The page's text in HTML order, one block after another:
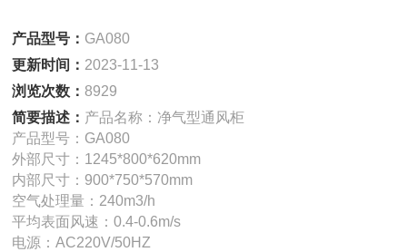
产品型号： GA080
更新时间： 2023-11-13
浏览次数：8929
简要描述： 产品名称：净气型通风柜
产品型号：GA080
外部尺寸：1245*800*620mm
内部尺寸：900*750*570mm
空气处理量：240m3/h
平均表面风速：0.4-0.6m/s
电源：AC220V/50HZ